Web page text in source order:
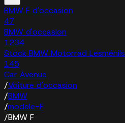
BMW F d'occasion
47
BMW d'occasion
1234
Stock BMW Motorrad Lesménils
145
Car Avenue
/Voiture d'occasion
/BMW
/modele-F
/BMW F